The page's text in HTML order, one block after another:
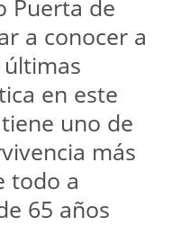
Puerta de
a conocer a
últimas
en este
uno de
más
todo a
65 años